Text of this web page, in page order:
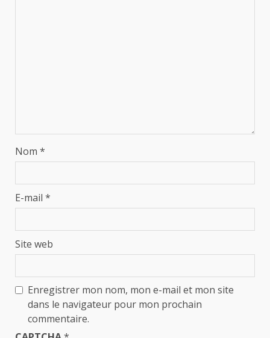
Nom *
E-mail *
Site web
Enregistrer mon nom, mon e-mail et mon site
dans le navigateur pour mon prochain
commentaire.